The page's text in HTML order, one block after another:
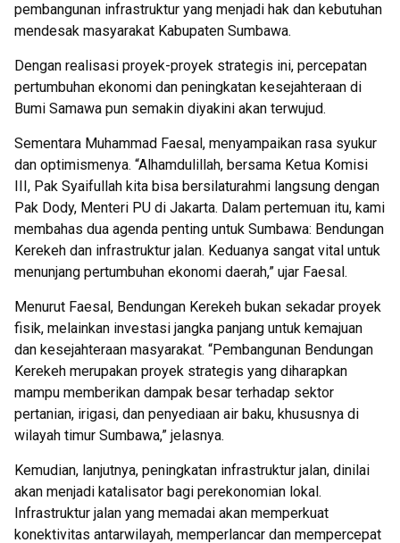
pembangunan infrastruktur yang menjadi hak dan kebutuhan
mendesak masyarakat Kabupaten Sumbawa.
Dengan realisasi proyek-proyek strategis ini, percepatan
pertumbuhan ekonomi dan peningkatan kesejahteraan di
Bumi Samawa pun semakin diyakini akan terwujud.
Sementara Muhammad Faesal, menyampaikan rasa syukur
dan optimismenya. “Alhamdulillah, bersama Ketua Komisi
III, Pak Syaifullah kita bisa bersilaturahmi langsung dengan
Pak Dody, Menteri PU di Jakarta. Dalam pertemuan itu, kami
membahas dua agenda penting untuk Sumbawa: Bendungan
Kerekeh dan infrastruktur jalan. Keduanya sangat vital untuk
menunjang pertumbuhan ekonomi daerah,” ujar Faesal.
Menurut Faesal, Bendungan Kerekeh bukan sekadar proyek
fisik, melainkan investasi jangka panjang untuk kemajuan
dan kesejahteraan masyarakat. “Pembangunan Bendungan
Kerekeh merupakan proyek strategis yang diharapkan
mampu memberikan dampak besar terhadap sektor
pertanian, irigasi, dan penyediaan air baku, khususnya di
wilayah timur Sumbawa,” jelasnya.
Kemudian, lanjutnya, peningkatan infrastruktur jalan, dinilai
akan menjadi katalisator bagi perekonomian lokal.
Infrastruktur jalan yang memadai akan memperkuat
konektivitas antarwilayah, memperlancar dan mempercepat